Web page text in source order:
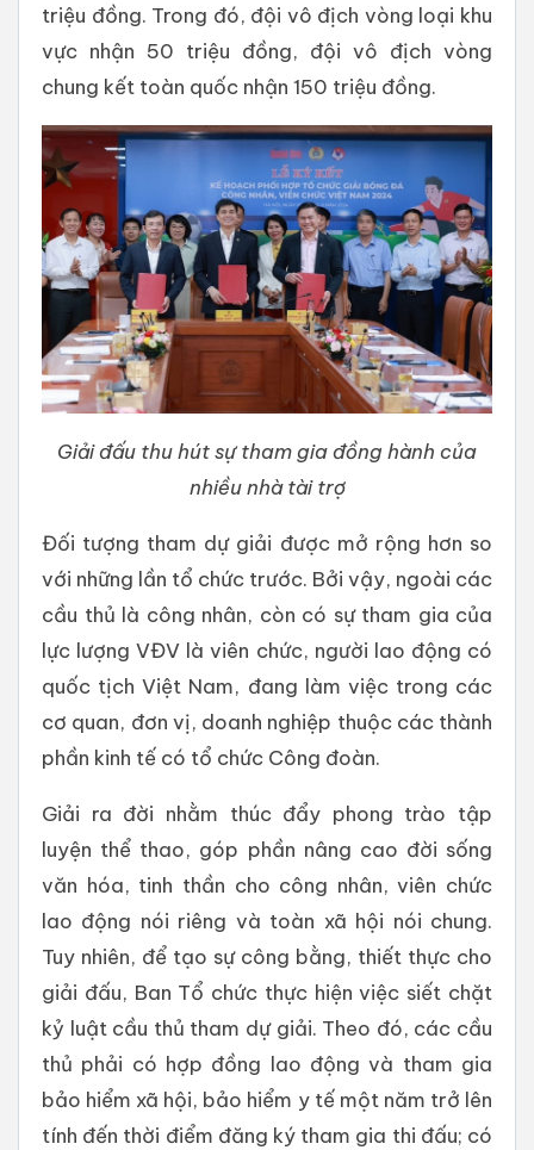
triệu đồng. Trong đó, đội vô địch vòng loại khu
vực nhận 50 triệu đồng, đội vô địch vòng
chung kết toàn quốc nhận 150 triệu đồng.
Giải đấu thu hút sự tham gia đồng hành của
nhiều nhà tài trợ
Đối tượng tham dự giải được mở rộng hơn so
với những lần tổ chức trước. Bởi vậy, ngoài các
cầu thủ là công nhân, còn có sự tham gia của
lực lượng VĐV là viên chức, người lao động có
quốc tịch Việt Nam, đang làm việc trong các
cơ quan, đơn vị, doanh nghiệp thuộc các thành
phần kinh tế có tổ chức Công đoàn.
Giải ra đời nhằm thúc đẩy phong trào tập
luyện thể thao, góp phần nâng cao đời sống
văn hóa, tinh thần cho công nhân, viên chức
lao động nói riêng và toàn xã hội nói chung.
Tuy nhiên, để tạo sự công bằng, thiết thực cho
giải đấu, Ban Tổ chức thực hiện việc siết chặt
kỷ luật cầu thủ tham dự giải. Theo đó, các cầu
thủ phải có hợp đồng lao động và tham gia
bảo hiểm xã hội, bảo hiểm y tế một năm trở lên
tính đến thời điểm đăng ký tham gia thi đấu; có